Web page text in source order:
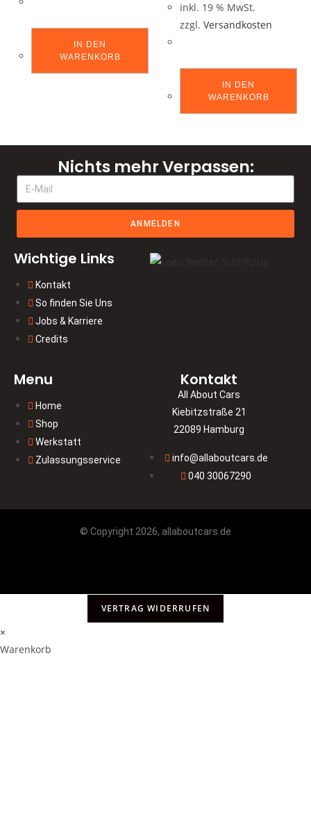
IN DEN
WARENKORB
inkl. 19 % MwSt.
zzgl. Versandkosten
IN DEN
WARENKORB
Nichts mehr Verpassen:
ANMELDEN
Wichtige Links
Kontakt
So finden Sie Uns
Jobs & Karriere
Credits
Menu
Home
Shop
Werkstatt
Zulassungsservice
Kontakt
All About Cars
Kiebitzstraße 21
22089 Hamburg
info@allaboutcars.de
040 30067290
© Copyright 2026, allaboutcars.de
VERTRAG WIDERRUFEN
×
Warenkorb